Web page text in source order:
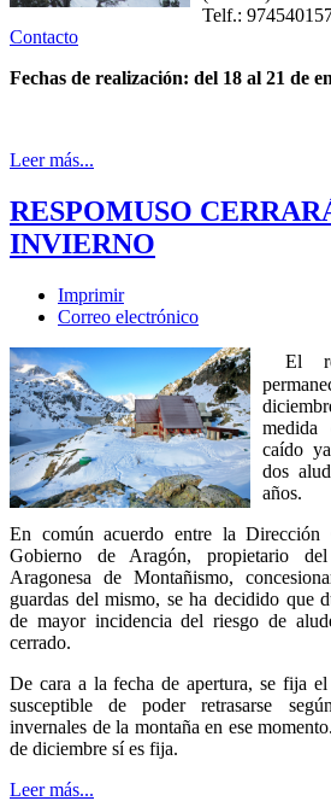
Telf.:
Contacto
Fechas de realización: del 18 al 21 de
Leer más...
RESPOMUSO
INVIERNO
Imprimir
Correo electrónico
El
medida
caído
dos
años.
En común acuerdo entre la Dirección
Gobierno de Aragón, propietario
Aragonesa de Montañismo,
guardas del mismo, se ha decidido que
de mayor incidencia del riesgo de
cerrado.
De cara a la fecha de apertura, se fija
susceptible de poder retrasarse
invernales de la montaña en ese
de diciembre sí es fija.
Leer más...